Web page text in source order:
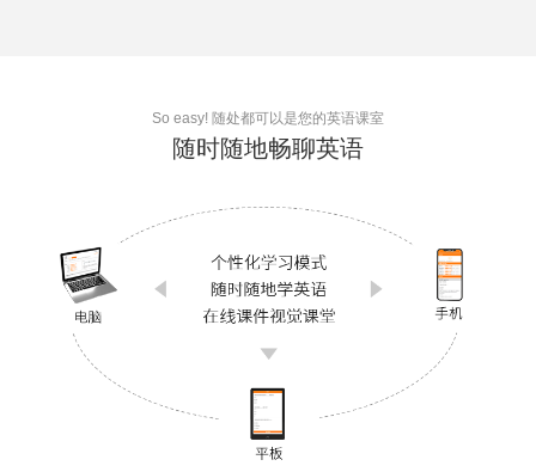
So easy! 随处都可以是您的英语课室
随时随地畅聊英语